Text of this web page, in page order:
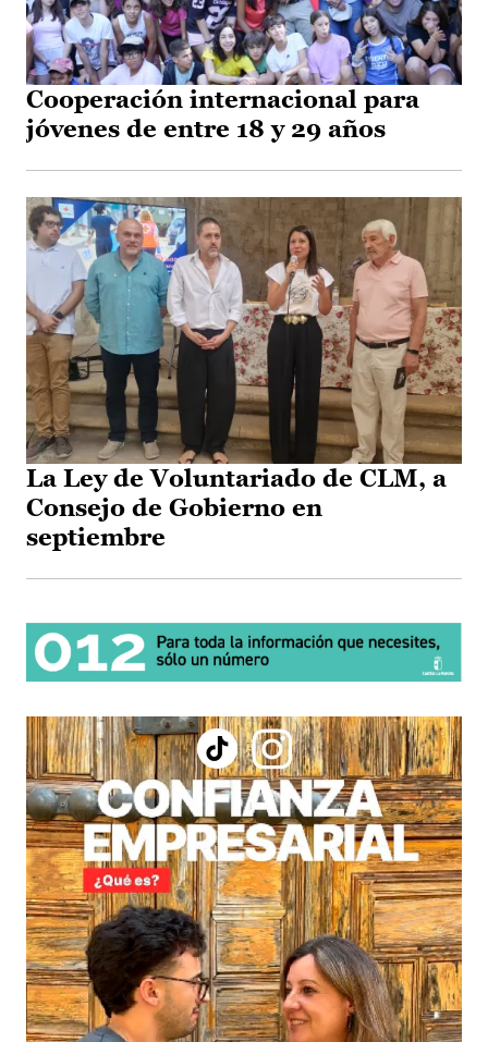
Cooperación internacional para
jóvenes de entre 18 y 29 años
La Ley de Voluntariado de CLM, a
Consejo de Gobierno en
septiembre